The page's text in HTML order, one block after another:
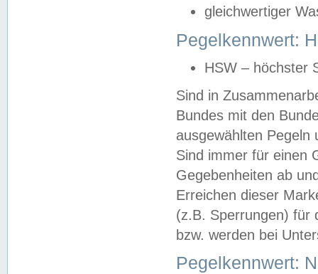
gleichwertiger
Pegelkennwert:
HSW – höchster
Sind in
Bundes mit den
ausgewählten
Sind immer für einen
Gegebenheiten ab
Erreichen dieser
(z.B. Sperrungen) für
bzw. werden bei
Pegelkennwert: